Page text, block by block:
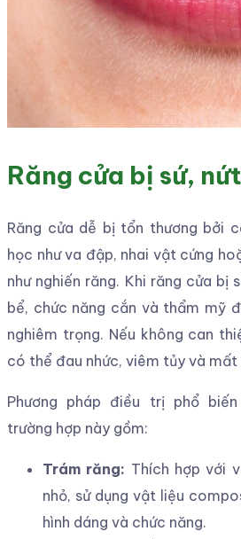
Răng cửa bị sứ,
Răng cửa dễ bị tổn thương bởi
học như va đập, nhai vật cứng
như nghiến răng. Khi răng cửa bị
bể, chức năng cắn và thẩm mỹ
nghiêm trọng. Nếu không can
có thể đau nhức, viêm tủy và mất
Phương pháp điều trị phổ
trường hợp này gồm:
Trám răng: Thích hợp với
nhỏ, sử dụng vật liệu
hình dáng và chức năng.